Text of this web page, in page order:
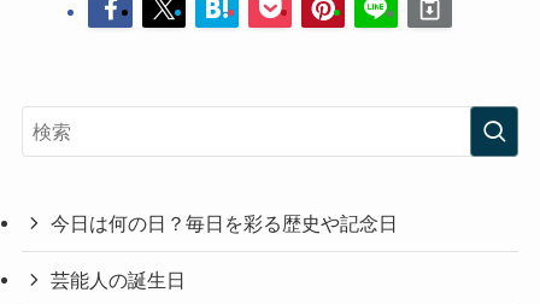
今日は何の日？毎日を彩る歴史や記念日
芸能人の誕生日